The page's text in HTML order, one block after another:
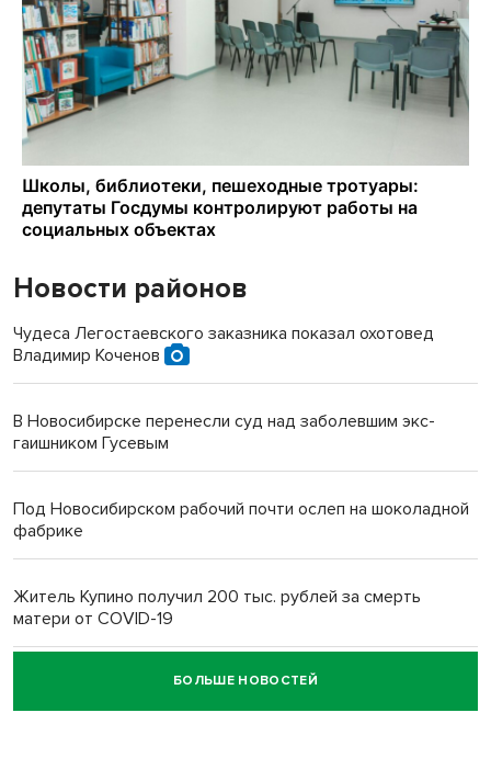
Новости районов
Чудеса Легостаевского заказника показал охотовед
Владимир Коченов
В Новосибирске перенесли суд над заболевшим экс-
гаишником Гусевым
Под Новосибирском рабочий почти ослеп на шоколадной
фабрике
Житель Купино получил 200 тыс. рублей за смерть
матери от COVID-19
Новосибирский суд наказал водителя за смерть
пенсионерки на вокзале
БОЛЬШЕ НОВОСТЕЙ